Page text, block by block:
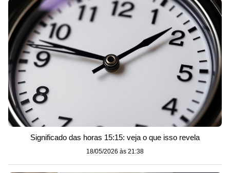
Significado das horas 15:15: veja o que isso revela
18/05/2026 às 21:38